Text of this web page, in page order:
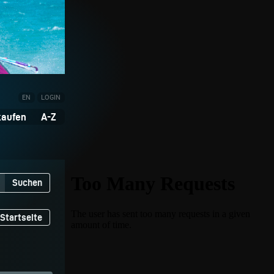
EN LOGIN
A-Z
Suchen
Startseite